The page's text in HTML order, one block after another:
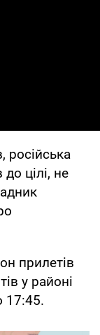
російська
цілі, не
прилетів
у районі
17:45.